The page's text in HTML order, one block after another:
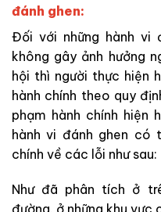
đánh ghen:
Đối với những hành vi
không gây ảnh hưởng
hội thì người thực hiện
hành chính theo quy
phạm hành chính hiện
hành vi đánh ghen có
chính về các lỗi như sau:
Như đã phân tích ở